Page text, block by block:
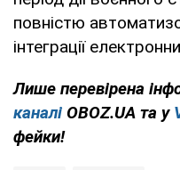
повністю
інтеграції
Лише перевірена
каналі OBOZ.UA та у
фейки!